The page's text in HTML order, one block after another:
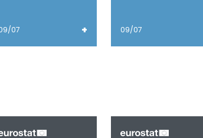
07 + 09/07